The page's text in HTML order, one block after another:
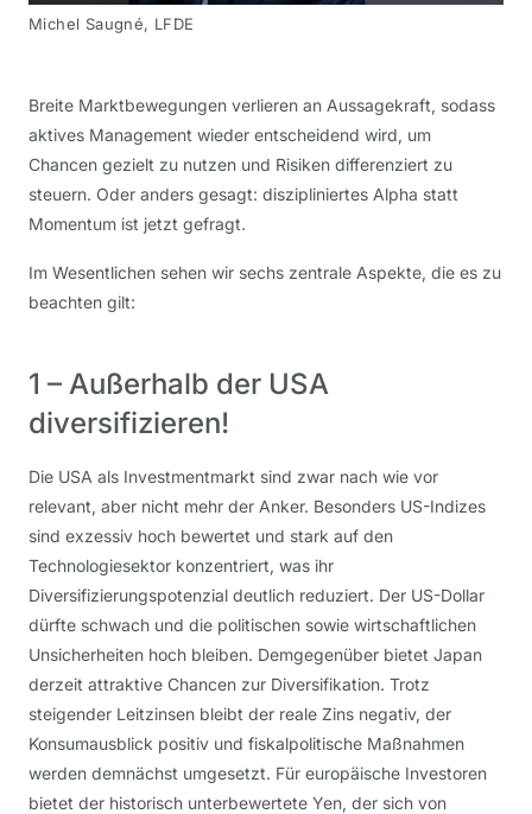
Michel Saugné, LFDE
Breite Marktbewegungen verlieren an Aussagekraft, sodass
aktives Management wieder entscheidend wird, um
Chancen gezielt zu nutzen und Risiken differenziert zu
steuern. Oder anders gesagt: diszipliniertes Alpha statt
Momentum ist jetzt gefragt.
Im Wesentlichen sehen wir sechs zentrale Aspekte, die es zu
beachten gilt:
1 – Außerhalb der USA
diversifizieren!
Die USA als Investmentmarkt sind zwar nach wie vor
relevant, aber nicht mehr der Anker. Besonders US-Indizes
sind exzessiv hoch bewertet und stark auf den
Technologiesektor konzentriert, was ihr
Diversifizierungspotenzial deutlich reduziert. Der US-Dollar
dürfte schwach und die politischen sowie wirtschaftlichen
Unsicherheiten hoch bleiben. Demgegenüber bietet Japan
derzeit attraktive Chancen zur Diversifikation. Trotz
steigender Leitzinsen bleibt der reale Zins negativ, der
Konsumausblick positiv und fiskalpolitische Maßnahmen
werden demnächst umgesetzt. Für europäische Investoren
bietet der historisch unterbewertete Yen, der sich von